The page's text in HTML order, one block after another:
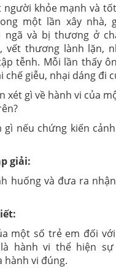
người khỏe mạnh và
một lần xây nhà,
ngã và bị thương ở
vết thương lành lặn,
tễnh. Mỗi lần thấy
giễu, nhại dáng đi
xét gì về hành vi của
gì nếu chứng kiến
giải:
huống và đưa ra
một số trẻ em đối
hành vi thể hiện
hành vi đúng.